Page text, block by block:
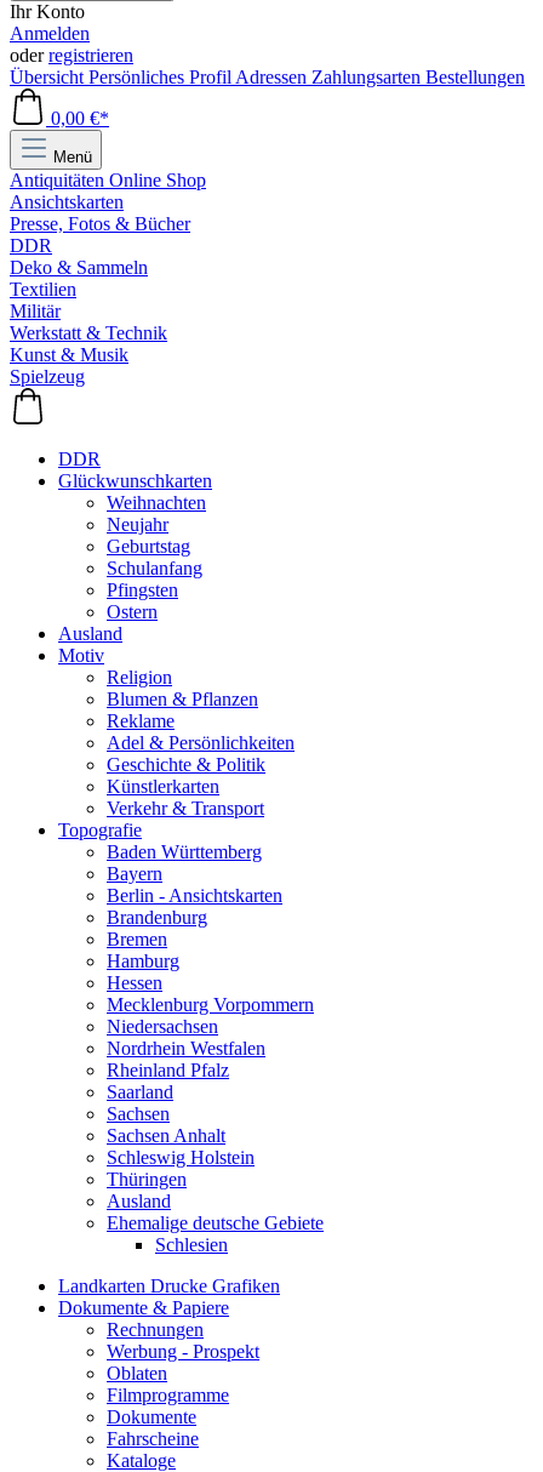
Ihr Konto
Anmelden
oderregistrieren
Übersicht Persönliches Profil Adressen Zahlungsarten Bestellungen
0,00 €*
Menü
Antiquitäten Online Shop
Ansichtskarten
Presse, Fotos & Bücher
DDR
Deko & Sammeln
Textilien
Militär
Werkstatt & Technik
Kunst & Musik
Spielzeug
DDR
Glückwunschkarten
Weihnachten
Neujahr
Geburtstag
Schulanfang
Pfingsten
Ostern
Ausland
Motiv
Religion
Blumen & Pflanzen
Reklame
Adel & Persönlichkeiten
Geschichte & Politik
Künstlerkarten
Verkehr & Transport
Topografie
Baden Württemberg
Bayern
Berlin - Ansichtskarten
Brandenburg
Bremen
Hamburg
Hessen
Mecklenburg Vorpommern
Niedersachsen
Nordrhein Westfalen
Rheinland Pfalz
Saarland
Sachsen
Sachsen Anhalt
Schleswig Holstein
Thüringen
Ausland
Ehemalige deutsche Gebiete
Schlesien
Landkarten Drucke Grafiken
Dokumente & Papiere
Rechnungen
Werbung - Prospekt
Oblaten
Filmprogramme
Dokumente
Fahrscheine
Kataloge